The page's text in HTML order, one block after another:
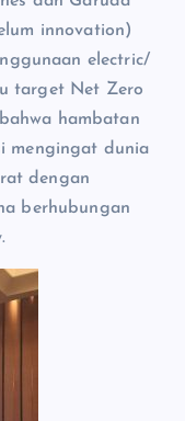
innovation)
electric/
target Net Zero
hambatan
mengingat dunia
dengan
berhubungan